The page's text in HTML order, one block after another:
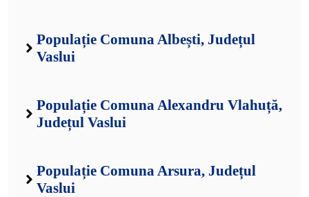
Populație Comuna Albești, Județul
Vaslui
Populație Comuna Alexandru Vlahuță,
Județul Vaslui
Populație Comuna Arsura, Județul
Vaslui